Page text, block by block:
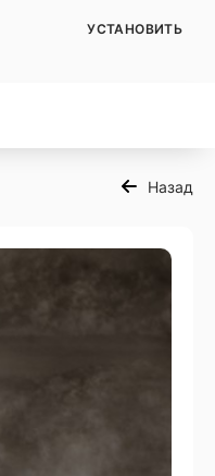
Назад
УСТАНОВИТЬ